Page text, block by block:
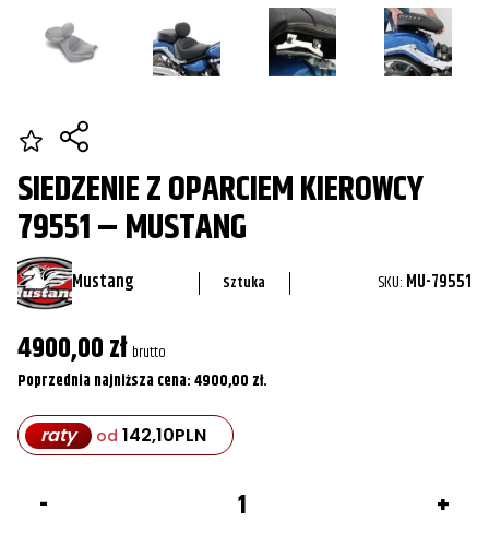
SIEDZENIE Z OPARCIEM KIEROWCY
79551 – MUSTANG
Mustang Sztuka SKU: MU-79551
4900,00zł brutto
Poprzednia najniższa cena:4900,00 zł.
raty od 142,10PLN